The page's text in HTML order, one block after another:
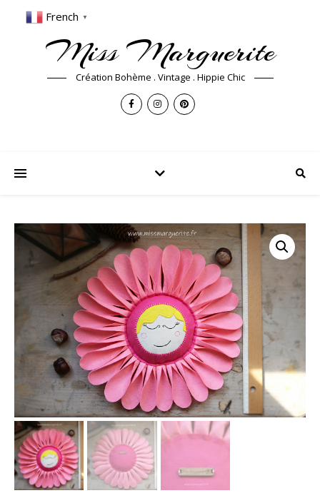
Miss Marguerite
Création Bohème . Vintage . Hippie Chic
French ▼